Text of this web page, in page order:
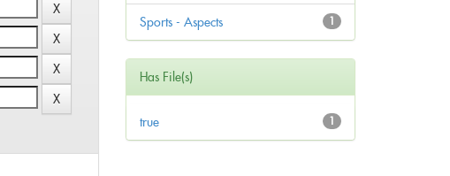
1
Sports - Aspects
Has File(s)
1
true